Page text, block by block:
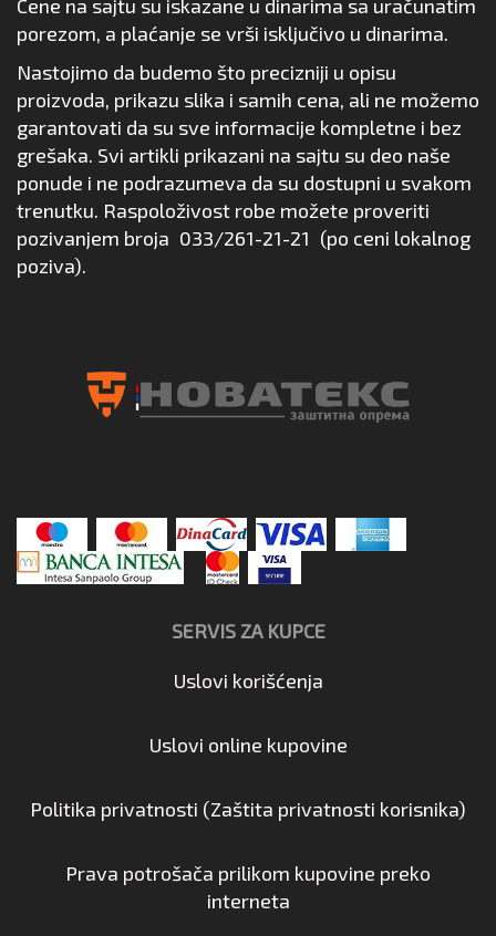
Cene na sajtu su iskazane u dinarima sa uračunatim
porezom, a plaćanje se vrši isključivo u dinarima.
Nastojimo da budemo što precizniji u opisu
proizvoda, prikazu slika i samih cena, ali ne možemo
garantovati da su sve informacije kompletne i bez
grešaka. Svi artikli prikazani na sajtu su deo naše
ponude i ne podrazumeva da su dostupni u svakom
trenutku. Raspoloživost robe možete proveriti
pozivanjem broja 033/261-21-21 (po ceni lokalnog
poziva).
SERVIS ZA KUPCE
Uslovi korišćenja
Uslovi online kupovine
Politika privatnosti (Zaštita privatnosti korisnika)
Prava potrošača prilikom kupovine preko
interneta